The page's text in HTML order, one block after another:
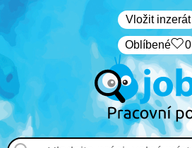
Vložit inzerát
Oblíbené 0